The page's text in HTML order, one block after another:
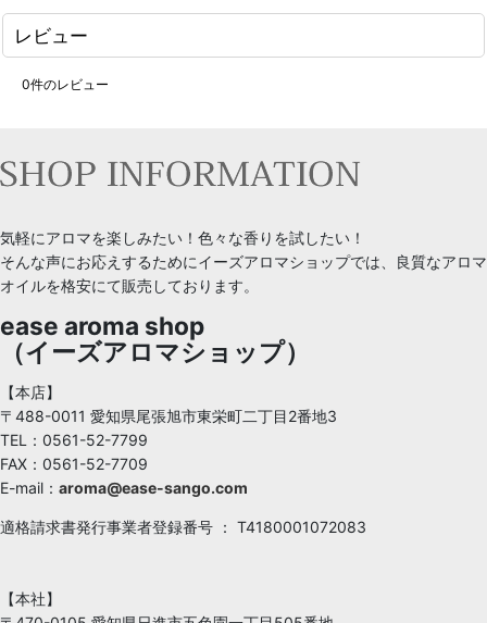
レビュー
0件のレビュー
気軽にアロマを楽しみたい！色々な香りを試したい！
そんな声にお応えするためにイーズアロマショップでは、良質なアロマ
オイルを格安にて販売しております。
ease aroma shop
（イーズアロマショップ）
【本店】
〒488-0011 愛知県尾張旭市東栄町二丁目2番地3
TEL：0561-52-7799
FAX：0561-52-7709
E-mail： aroma@ease-sango.com
適格請求書発行事業者登録番号 ： T4180001072083
【本社】